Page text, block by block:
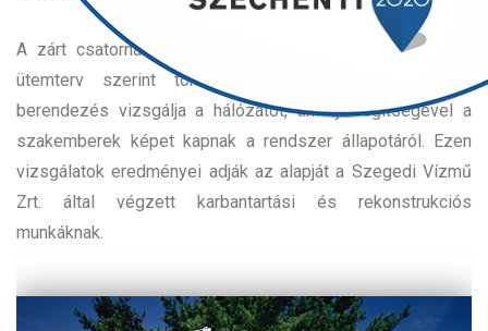
A zárt csatornák tisztítása rendszeresen, meghatározott
ütemterv szerint történik. Egy kamerával felszerelt
berendezés vizsgálja a hálózatot, amely segítségével a
szakemberek képet kapnak a rendszer állapotáról. Ezen
vizsgálatok eredményei adják az alapját a Szegedi Vízmű
Zrt. által végzett karbantartási és rekonstrukciós
munkáknak.